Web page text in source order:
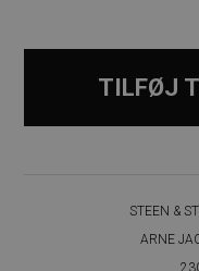
TILFØJ
STEEN &
ARNE